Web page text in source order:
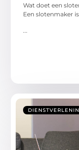
Wat doet een
Een slotenmaker